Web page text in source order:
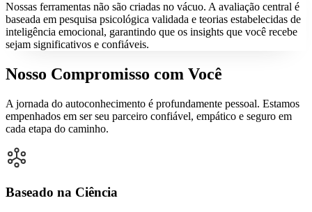
Nossas ferramentas não são criadas no vácuo. A avaliação central é
baseada em pesquisa psicológica validada e teorias estabelecidas de
inteligência emocional, garantindo que os insights que você recebe
sejam significativos e confiáveis.
Nosso Compromisso com Você
A jornada do autoconhecimento é profundamente pessoal. Estamos
empenhados em ser seu parceiro confiável, empático e seguro em
cada etapa do caminho.
Baseado na Ciência